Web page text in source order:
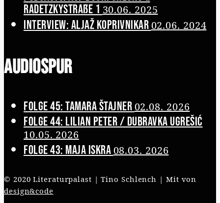
Radetzkystraße 1 30.06. 2025
Interview: Aljaž Koprivnikar 02.06. 2024
Audiospur
Folge 45: Tamara Štajner 02.08. 2026
Folge 44: Lilian Peter / Dubravka Ugrešić
10.05. 2026
Folge 43: Maja Iskra 08.03. 2026
© 2020 Literaturpalast | Tino Schlench | Mit von
design&code